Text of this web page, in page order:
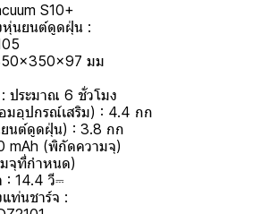
S10+
หุ่นยนต์ดูดฝุ่น :
มม
: ประมาณ 6 ชั่วโมง
อุปกรณ์เสริม) : 4.4 กก
นต์ดูดฝุ่น) : 3.8 กก
mAh (พิกัดความจุ)
จุที่กำหนด)
: 14.4 วี⎓
ท่นชาร์จ :